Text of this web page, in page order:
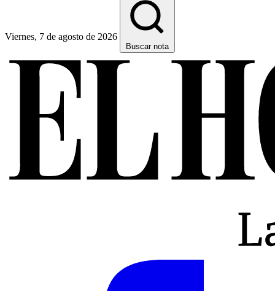
Viernes, 7 de agosto de 2026
Buscar nota